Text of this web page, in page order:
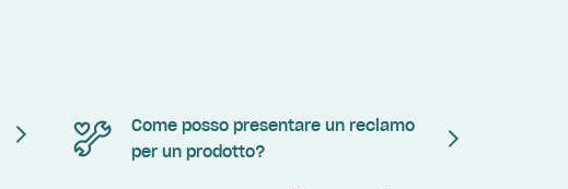
Come posso presentare un reclamo
per un prodotto?